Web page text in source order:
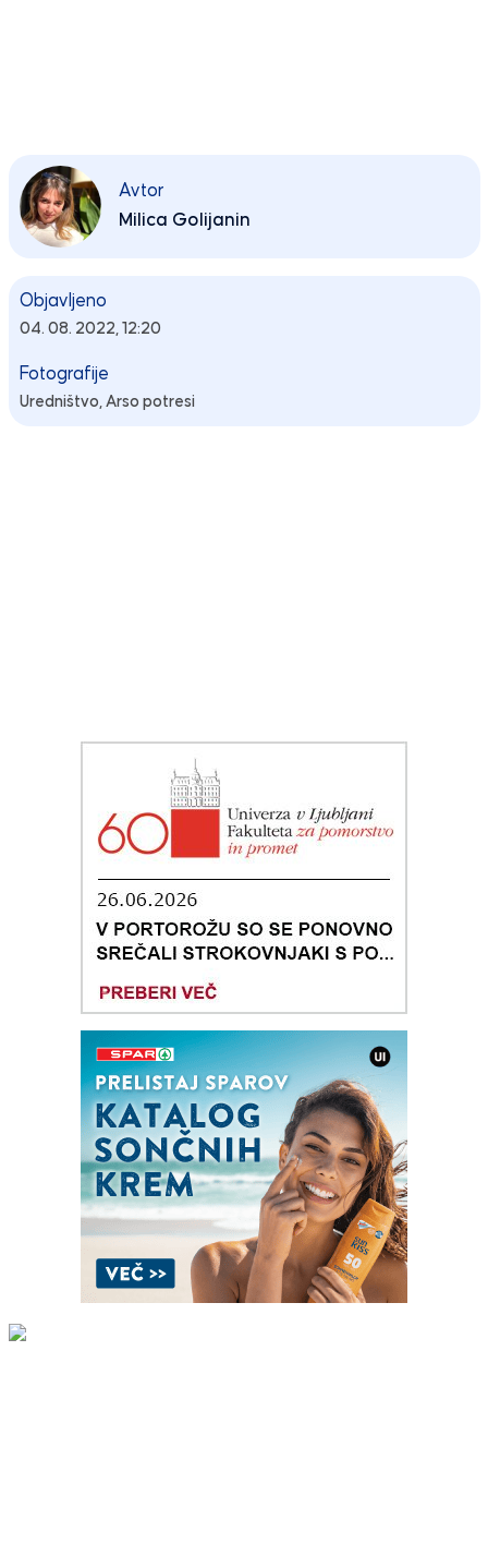
Avtor
Milica Golijanin
Objavljeno
04. 08. 2022, 12:20
Fotografije
Uredništvo, Arso potresi